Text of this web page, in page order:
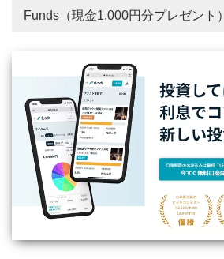
Funds（現金1,000円分プレゼント）